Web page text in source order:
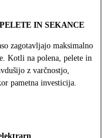
IN SEKANCE
zagotavljajo maksimalno
Kotli na polena, pelete in
z varčnostjo,
pametna investicija.